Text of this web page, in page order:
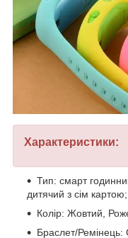
Характеристики:
Тип: смарт
дитячий з сім картою;
Колір: Жовтий,
Браслет/Ремінець: